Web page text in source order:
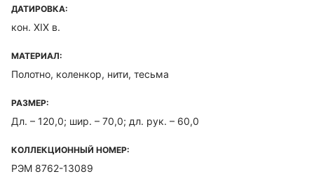
ДАТИРОВКА:
кон. XIX в.
МАТЕРИАЛ:
Полотно, коленкор, нити, тесьма
РАЗМЕР:
Дл. – 120,0; шир. – 70,0; дл. рук. – 60,0
КОЛЛЕКЦИОННЫЙ НОМЕР:
РЭМ 8762-13089